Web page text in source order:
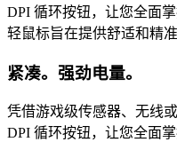
DPI 循环按钮，让您全面
轻鼠标旨在提供舒适和精
紧凑。强劲电量。
凭借游戏级传感器、无线
DPI 循环按钮，让您全面